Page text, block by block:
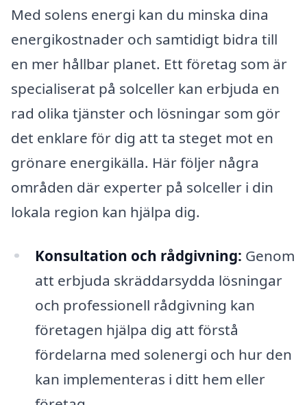
Med solens energi kan du minska dina
energikostnader och samtidigt bidra till
en mer hållbar planet. Ett företag som är
specialiserat på solceller kan erbjuda en
rad olika tjänster och lösningar som gör
det enklare för dig att ta steget mot en
grönare energikälla. Här följer några
områden där experter på solceller i din
lokala region kan hjälpa dig.
Konsultation och rådgivning: Genom
att erbjuda skräddarsydda lösningar
och professionell rådgivning kan
företagen hjälpa dig att förstå
fördelarna med solenergi och hur den
kan implementeras i ditt hem eller